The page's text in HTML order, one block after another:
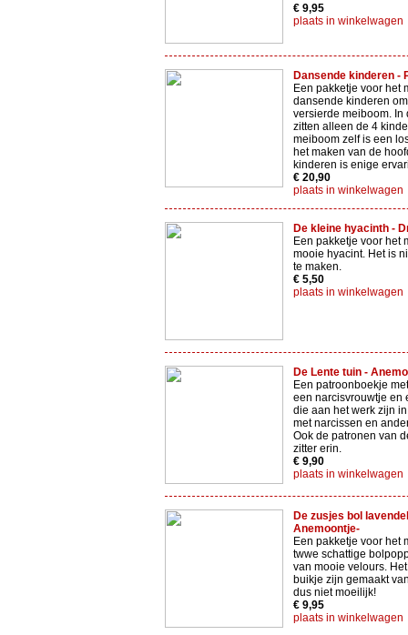
€ 9,95
plaats in winkelwagen
Dansende kinderen -
Een pakketje voor het
dansende kinderen
versierde meiboom. In
zitten alleen de 4
meiboom zelf is een
het maken van de
kinderen is enige
€ 20,90
plaats in winkelwagen
De kleine hyacinth -
Een pakketje voor het
mooie hyacint. Het is
te maken.
€ 5,50
plaats in winkelwagen
De Lente tuin -
Een patroonboekje
een narcisvrouwtje en
die aan het werk zijn
met narcissen en
Ook de patronen van
zitter erin.
€ 9,90
plaats in winkelwagen
De zusjes bol
Anemoontje-
Een pakketje voor het
twwe schattige
van mooie velours.
buikje zijn gemaakt
dus niet moeilijk!
€ 9,95
plaats in winkelwagen